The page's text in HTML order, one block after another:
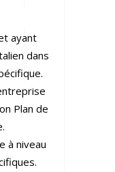
ayant
dans
Plan de
à niveau